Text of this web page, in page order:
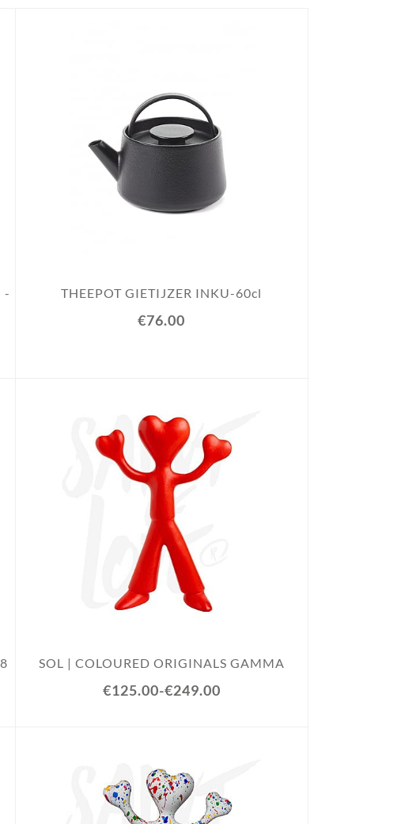
-
THEEPOT GIETIJZER INKU-60cl
€76.00
SOL | COLOURED ORIGINALS GAMMA
€125.00-€249.00